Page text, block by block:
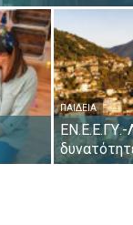
ΠΑΙΔΕΊΑ
ΕΝ.Ε.Ε.ΓΥ.-